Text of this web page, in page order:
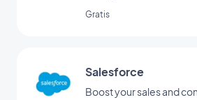
Gratis
Salesforce
Boost your sales and